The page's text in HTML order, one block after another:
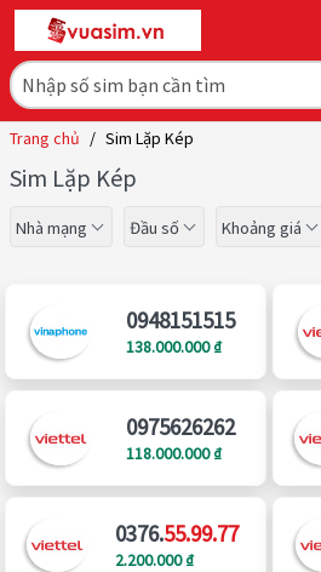
Trang chủ / Sim Lặp Kép
Sim Lặp Kép
Nhà mạng Đầu số Khoảng giá
0948151515
138.000.000 ₫
0975626262
118.000.000 ₫
0376.55.99.77
2.200.000 ₫